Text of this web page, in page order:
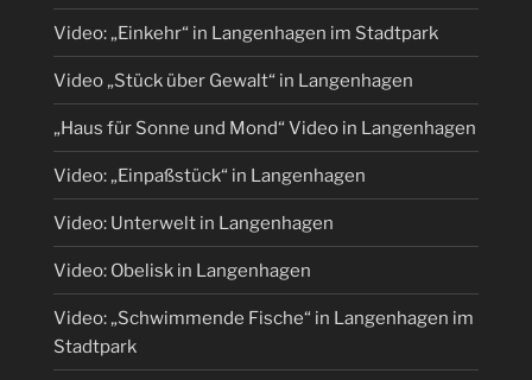
Video: „Einkehr“ in Langenhagen im Stadtpark
Video „Stück über Gewalt“ in Langenhagen
„Haus für Sonne und Mond“ Video in Langenhagen
Video: „Einpaßstück“ in Langenhagen
Video: Unterwelt in Langenhagen
Video: Obelisk in Langenhagen
Video: „Schwimmende Fische“ in Langenhagen im
Stadtpark